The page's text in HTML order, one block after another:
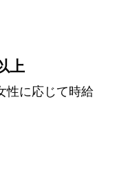
上
性に応じて時給